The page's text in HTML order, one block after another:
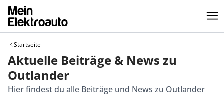
Startseite
Aktuelle Beiträge & News zu
Outlander
Hier findest du alle Beiträge und News zu Outlander